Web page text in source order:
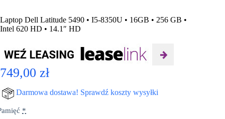
Laptop Dell Latitude 5490 • I5-8350U • 16GB • 256 GB •
Intel 620 HD • 14.1″ HD
749,00 zł
Darmowa dostawa! Sprawdź koszty wysyłki
*